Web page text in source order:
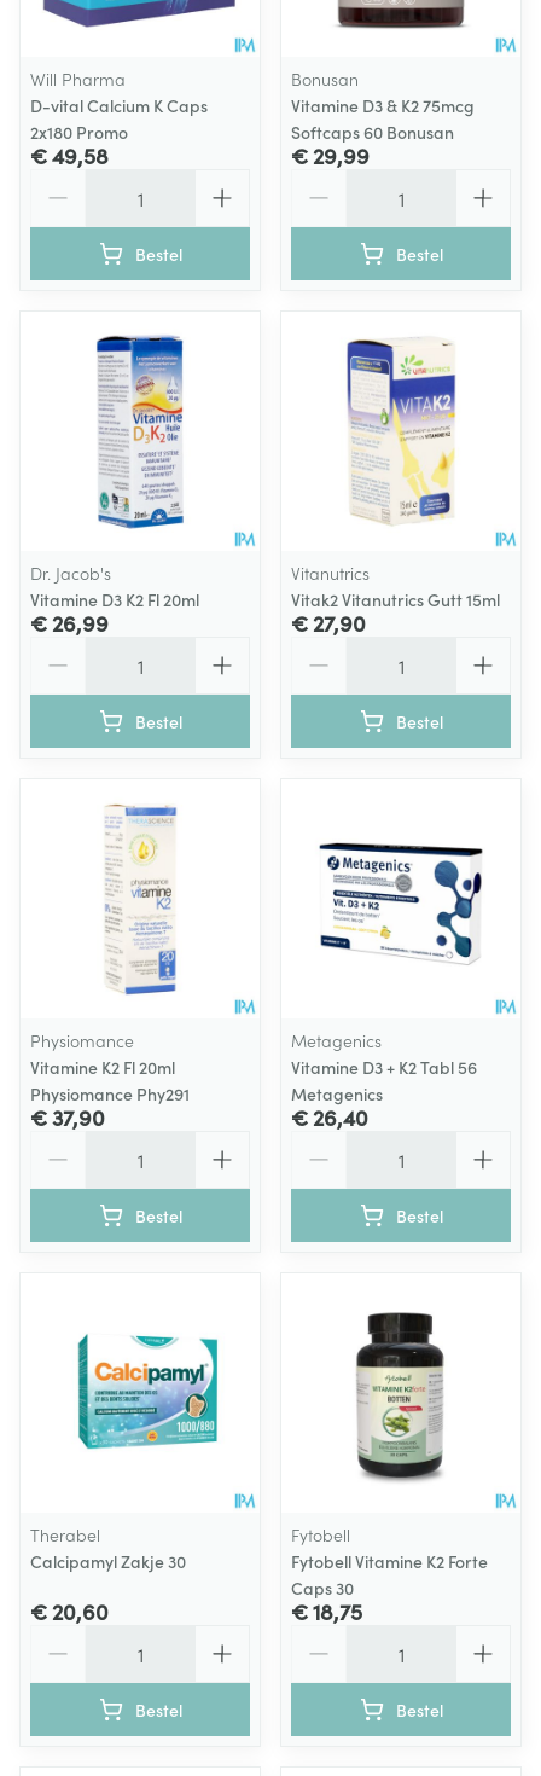
Will Pharma
D-vital Calcium K Caps
2x180 Promo
€ 49,58
Bestel
Bonusan
Vitamine D3 & K2 75mcg
Softcaps 60 Bonusan
€ 29,99
Bestel
Dr. Jacob's
Vitamine D3 K2 Fl 20ml
€ 26,99
Bestel
Vitanutrics
Vitak2 Vitanutrics Gutt 15ml
€ 27,90
Bestel
Physiomance
Vitamine K2 Fl 20ml
Physiomance Phy291
€ 37,90
Bestel
Metagenics
Vitamine D3 + K2 Tabl 56
Metagenics
€ 26,40
Bestel
Therabel
Calcipamyl Zakje 30
€ 20,60
Bestel
Fytobell
Fytobell Vitamine K2 Forte
Caps 30
€ 18,75
Bestel